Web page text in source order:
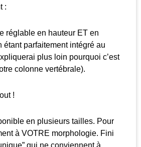
:
réglable en hauteur ET en
étant parfaitement intégré au
plus loin pourquoi c’est
colonne vertébrale).
!
en plusieurs tailles. Pour
à VOTRE morphologie. Fini